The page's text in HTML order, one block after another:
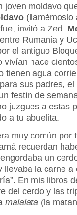
joven moldavo
(llamémoslo
invitó a Zed.
Rumania y
el antiguo
vivían hace
tienen agua
sus padres,
festín de
juzgues a estas
a tu abuelita.
muy común por
recuerdan
un
la carne a
En mis libros
del cerdo y las
maialata (la